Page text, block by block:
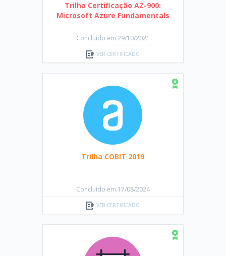
Trilha Certificação AZ-900:
Microsoft Azure Fundamentals
Concluído em 29/10/2021
VER CERTIFICADO
Trilha COBIT 2019
Concluído em 17/08/2024
VER CERTIFICADO